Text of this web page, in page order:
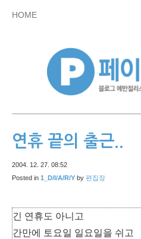
HOME
연휴 끝의 출근..
2004. 12. 27. 08:52
Posted in 1_D/I/A/R/Y by 편집장
긴 연휴도 아니고
간만에 토요일 일요일을 쉬고